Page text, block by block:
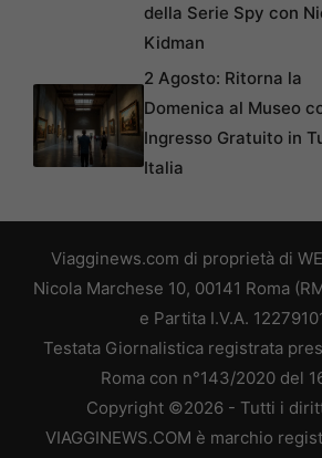
della Serie Spy con
Kidman
2 Agosto: Ritorna la
Domenica al Museo
Ingresso Gratuito in
Italia
Viagginews.com di proprietà di
Nicola Marchese 10, 00141 Roma
e Partita I.V.A.
Testata Giornalistica registrata
Roma con n°143/2020 del
Copyright ©2026 - Tutti i
VIAGGINEWS.COM è marchio